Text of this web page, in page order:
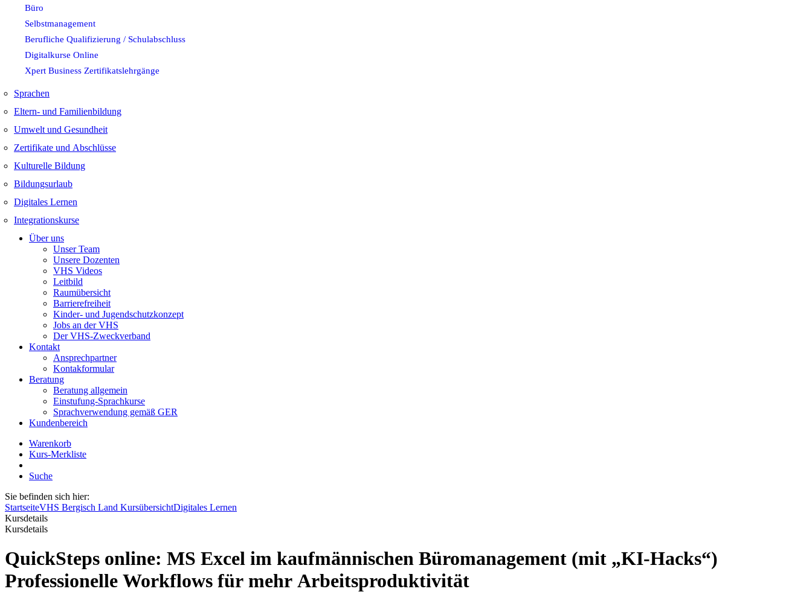
Büro
Selbstmanagement
Berufliche Qualifizierung / Schulabschluss
Digitalkurse Online
Xpert Business Zertifikatslehrgänge
Sprachen
Eltern- und Familienbildung
Umwelt und Gesundheit
Zertifikate und Abschlüsse
Kulturelle Bildung
Bildungsurlaub
Digitales Lernen
Integrationskurse
Über uns
Unser Team
Unsere Dozenten
VHS Videos
Leitbild
Raumübersicht
Barrierefreiheit
Kinder- und Jugendschutzkonzept
Jobs an der VHS
Der VHS-Zweckverband
Kontakt
Ansprechpartner
Kontakformular
Beratung
Beratung allgemein
Einstufung-Sprachkurse
Sprachverwendung gemäß GER
Kundenbereich
Warenkorb
Kurs-Merkliste
Suche
Sie befinden sich hier:
StartseiteVHS Bergisch Land KursübersichtDigitales Lernen
Kursdetails
Kursdetails
QuickSteps online: MS Excel im kaufmännischen Büromanagement (mit „KI-Hacks“)
Professionelle Workflows für mehr Arbeitsproduktivität